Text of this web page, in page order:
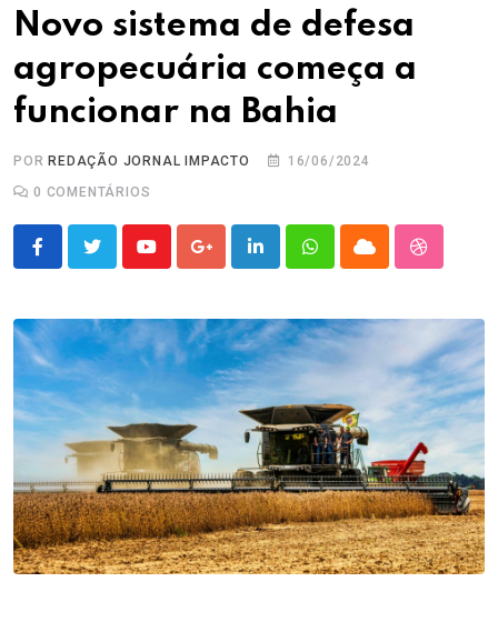
Novo sistema de defesa
agropecuária começa a
funcionar na Bahia
POR REDAÇÃO JORNAL IMPACTO
16/06/2024
0 COMENTÁRIOS
YoutubeGoogle+LinkedInWhatsappCloud